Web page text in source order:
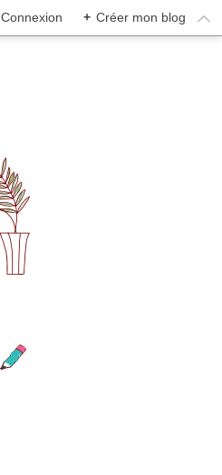
Connexion + Créer mon blog